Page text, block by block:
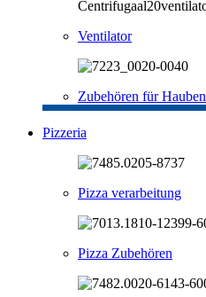
Ventilator
Zubehören für Hauben
Pizzeria
Pizza verarbeitung
Pizza Zubehören